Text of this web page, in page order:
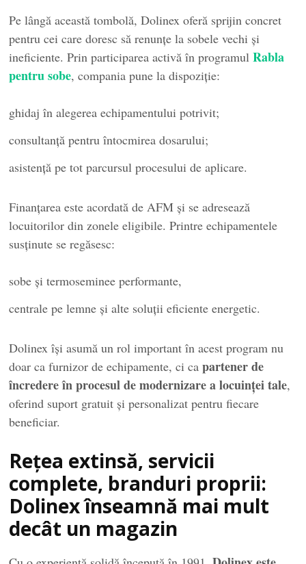
Pe lângă această tombolă, Dolinex oferă sprijin concret
pentru cei care doresc să renunțe la sobele vechi și
ineficiente. Prin participarea activă în programulRabla
pentru sobe, compania pune la dispoziție:
ghidaj în alegerea echipamentului potrivit;
consultanță pentru întocmirea dosarului;
asistență pe tot parcursul procesului de aplicare.
Finanțarea este acordată de AFM și se adresează
locuitorilor din zonele eligibile. Printre echipamentele
susținute se regăsesc:
sobe și termoseminee performante,
centrale pe lemne și alte soluții eficiente energetic.
Dolinex își asumă un rol important în acest program nu
doar ca furnizor de echipamente, ci capartener de
încredere în procesul de modernizare a locuinței tale,
oferind suport gratuit și personalizat pentru fiecare
beneficiar.
Rețea extinsă, servicii
complete, branduri proprii:
Dolinex înseamnă mai mult
decât un magazin